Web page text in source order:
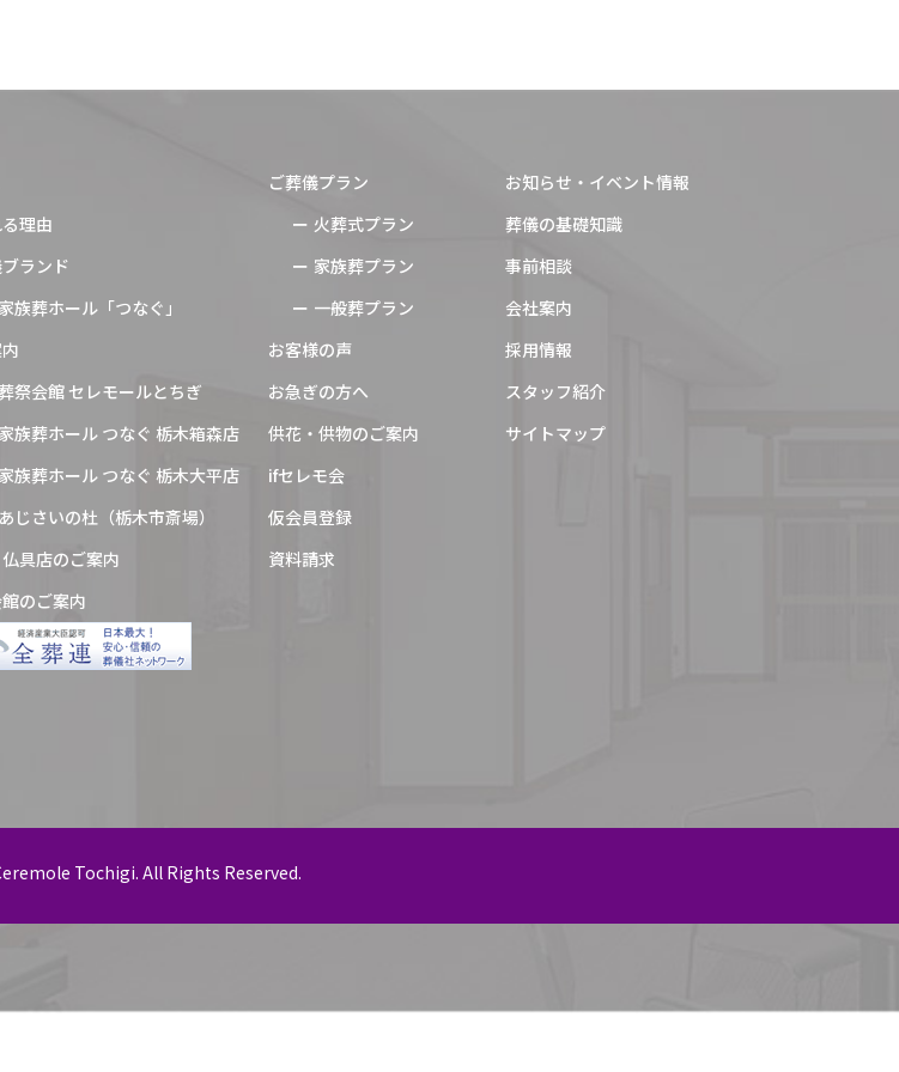
2025年9月
2025年8月
2025年7月
2025年6月
2025年5月
理由
ランド
家族葬ホール「つなぐ」
祭会館 セレモールとちぎ
家族葬ホール つなぐ 栃木箱森店
家族葬ホール つなぐ 栃木大平店
あじさいの杜（栃木市斎場）
具店のご案内
のご案内
ご葬儀プラン
火葬式プラン
家族葬プラン
一般葬プラン
お客様の声
お急ぎの方へ
供花・供物のご案内
ifセレモ会
仮会員登録
資料請求
お知らせ・イベント情報
葬儀の基礎知識
事前相談
会社案内
採用情報
スタッフ紹介
サイトマップ
Tochigi. All Rights Reserved.